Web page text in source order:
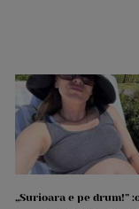
„Surioara e pe drum!”